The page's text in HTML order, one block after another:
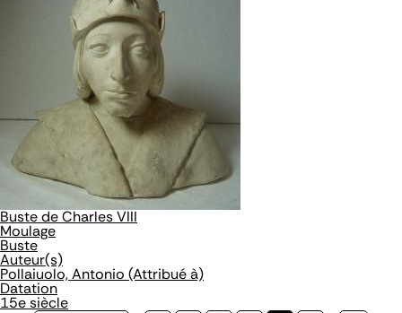
Buste de Charles VIII
Moulage
Buste
Auteur(s)
Pollaiuolo, Antonio (Attribué à)
Datation
15e siècle